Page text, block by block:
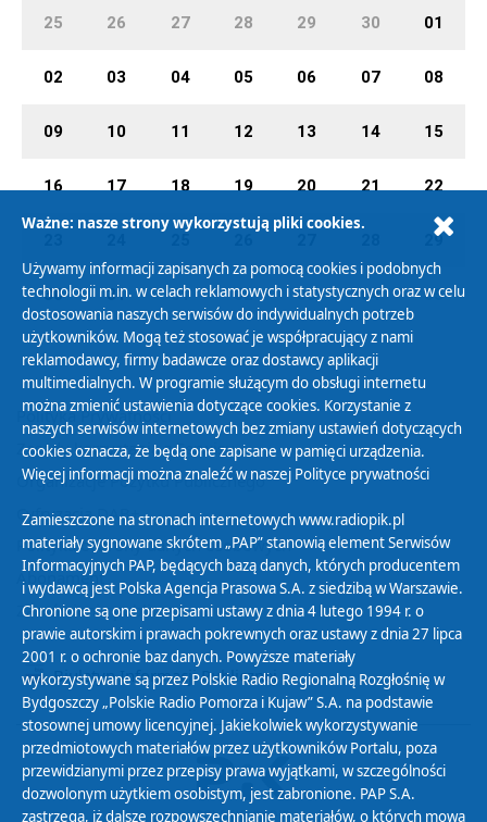
25 26 27 28 29 30 01
02 03 04 05 06 07 08
09 10 11 12 13 14 15
16 17 18 19 20 21 22
29
30 31 01 02 03 04 05
Polityka Prywatności
Zasady korzystania z Serwisu
Organizacje Pożytku Publicznego
Cyfryzacja DAB+
Polityka ochrony danych osobowych
Abonament
Zamówienia publiczne
Biuletyn Informacji Publicznej
Ważne: nasze strony wykorzystują pliki cookies.
Używamy informacji zapisanych za pomocą cookies i podobnych
technologii m.in. w celach reklamowych i statystycznych oraz w celu
dostosowania naszych serwisów do indywidualnych potrzeb
użytkowników. Mogą też stosować je współpracujący z nami
reklamodawcy, firmy badawcze oraz dostawcy aplikacji
multimedialnych. W programie służącym do obsługi internetu
można zmienić ustawienia dotyczące cookies. Korzystanie z
naszych serwisów internetowych bez zmiany ustawień dotyczących
cookies oznacza, że będą one zapisane w pamięci urządzenia.
Więcej informacji można znaleźć w naszej Polityce prywatności
Zamieszczone na stronach internetowych www.radiopik.pl
materiały sygnowane skrótem „PAP” stanowią element Serwisów
Informacyjnych PAP, będących bazą danych, których producentem
i wydawcą jest Polska Agencja Prasowa S.A. z siedzibą w Warszawie.
Chronione są one przepisami ustawy z dnia 4 lutego 1994 r. o
prawie autorskim i prawach pokrewnych oraz ustawy z dnia 27 lipca
2001 r. o ochronie baz danych. Powyższe materiały
wykorzystywane są przez Polskie Radio Regionalną Rozgłośnię w
Bydgoszczy „Polskie Radio Pomorza i Kujaw” S.A. na podstawie
stosownej umowy licencyjnej. Jakiekolwiek wykorzystywanie
przedmiotowych materiałów przez użytkowników Portalu, poza
przewidzianymi przez przepisy prawa wyjątkami, w szczególności
dozwolonym użytkiem osobistym, jest zabronione. PAP S.A.
zastrzega, iż dalsze rozpowszechnianie materiałów, o których mowa